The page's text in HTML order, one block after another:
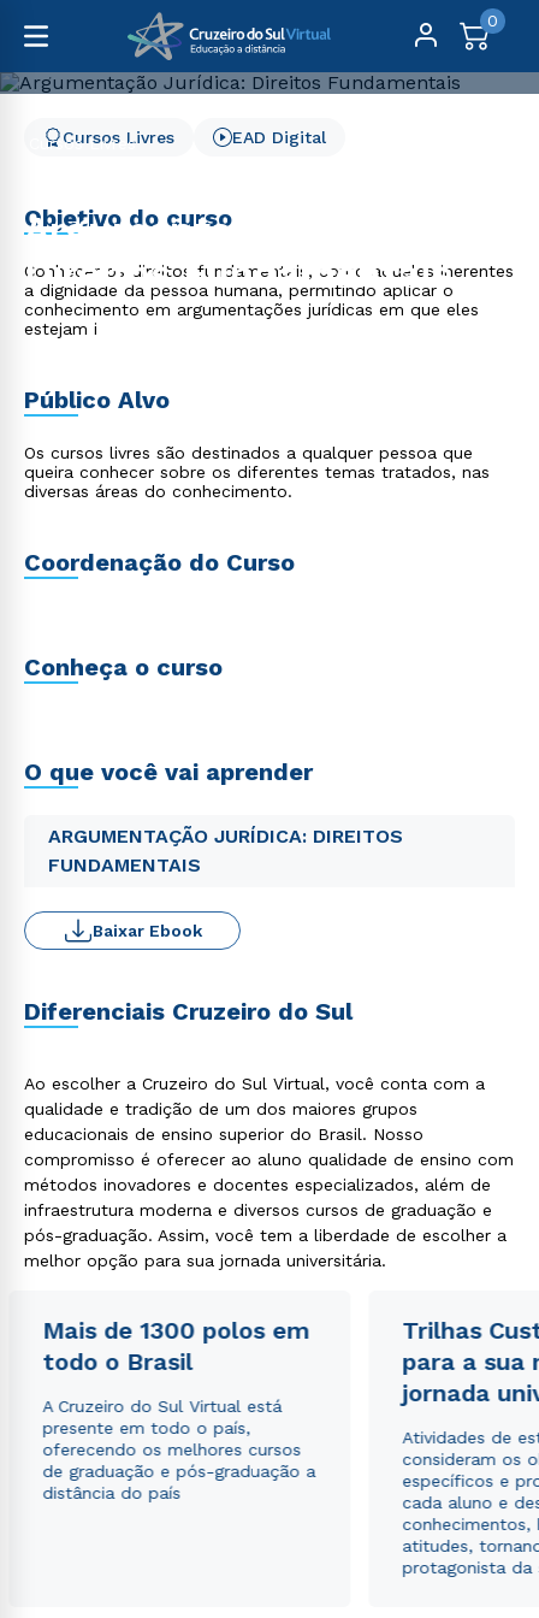
0
Cursos Livres
Argumentação Jurídica:
Direitos Fundamentais
Cursos Livres EAD Digital
Objetivo do curso
Conhecer os direitos fundamentais, como aqueles inerentes
a dignidade da pessoa humana, permitindo aplicar o
conhecimento em argumentações jurídicas em que eles
estejam i
Público Alvo
Os cursos livres são destinados a qualquer pessoa que
queira conhecer sobre os diferentes temas tratados, nas
diversas áreas do conhecimento.
Coordenação do Curso
Conheça o curso
O que você vai aprender
ARGUMENTAÇÃO JURÍDICA: DIREITOS
FUNDAMENTAIS
Baixar Ebook
Diferenciais Cruzeiro do Sul
Ao escolher a Cruzeiro do Sul Virtual, você conta com a
qualidade e tradição de um dos maiores grupos
educacionais de ensino superior do Brasil. Nosso
compromisso é oferecer ao aluno qualidade de ensino com
métodos inovadores e docentes especializados, além de
infraestrutura moderna e diversos cursos de graduação e
pós-graduação. Assim, você tem a liberdade de escolher a
melhor opção para sua jornada universitária.
Mais de 1300 polos em
todo o Brasil
A Cruzeiro do Sul Virtual está
presente em todo o país,
oferecendo os melhores cursos
de graduação e pós-graduação a
distância do país
Trilhas
para a sua
jornada
Atividades de
consideram os
específicos e
cada aluno e
conhecimentos,
atitudes,
protagonista da